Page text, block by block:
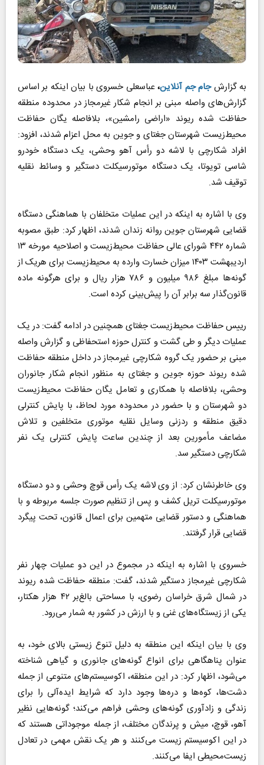
به گزارشجام جم آنلاین،عباسعلی خسروی با بیان اینکه بر اساس
گزارش‌های واصله مبنی بر انجام شکار غیرمجاز در محدوده منطقه
حفاظت شده ریوند «اراضی رامشین»، بلافاصله یگان حفاظت
محیط‌زیست شهرستان جغتای و جوین به محل اعزام شدند، افزود:
افراد شکارچی با لاشه دو رأس آهو وحشی، یک دستگاه خودرو
شاسی تویوتا، یک دستگاه موتورسیکلت دستگیر و وسائط نقلیه
توقیف شد.
وی با اشاره به اینکه در این عملیات متخلفان با هماهنگی دستگاه
قضایی شهرستان جوین روانه زندان شدند، اظهار کرد: طبق مصوبه
شماره ۴۴۲ شورای عالی حفاظت محیط‌زیست و اصلاحیه مورخه ۱۳
اردیبهشت ۱۴۰۳ میزان خسارت وارده به محیط‌زیست برای هریک از
گونه‌ها مبلغ ۹۸۶ میلیون و ۷۸۶ هزار ریال و برای هرگونه ماده
قانون‌گذار سه برابر آن را پیش‌بینی کرده است.
رییس حفاظت محیط‌زیست جغتای همچنین در ادامه گفت: در یک
عملیات دیگر و طی گشت و کنترل حوزه استحفاظی و گزارش واصله
مبنی بر حضور یک گروه شکارچی غیرمجاز در داخل منطقه حفاظت
شده ریوند حوزه جوین و جغتای به منظور انجام شکار جانوران
وحشی، بلافاصله با همکاری و تعامل یگان حفاظت محیط‌زیست
دو شهرستان و با حضور در محدوده مورد لحاظ، با پایش کنترلی
دقیق منطقه و ردزنی وسایل نقلیه موتوری متخلفین و تلاش
مضاعف مأمورین بعد از چندین ساعت پایش کنترلی یک نفر
شکارچی دستگیر سد.
وی خاطرنشان کرد: از وی لاشه یک رأس قوچ وحشی و دو دستگاه
موتورسیکلت تریل کشف و پس از تنظیم صورت جلسه مربوطه و با
هماهنگی و دستور قضایی متهمین برای اعمال قانون، تحت پیگرد
قضایی قرار گرفتند.
خسروی با اشاره به اینکه در مجموع در این دو عملیات چهار نفر
شکارچی غیرمجاز دستگیر شدند، گفت: منطقه حفاظت شده ریوند
در شمال شرق خراسان رضوی، با مساحتی بالغ‌بر ۴۲ هزار هکتار،
یکی از زیستگاه‌های غنی و با ارزش در کشور به شمار می‌رود.
وی با بیان اینکه این منطقه به دلیل تنوع زیستی بالای خود، به
عنوان پناهگاهی برای انواع گونه‌های جانوری و گیاهی شناخته
می‌شود، اظهار کرد: در این منطقه، اکوسیستم‌های متنوعی از جمله
دشت‌ها، کوه‌ها و دره‌ها وجود دارد که شرایط ایده‌آلی را برای
زندگی و زادآوری گونه‌های وحشی فراهم می‌کند؛ گونه‌هایی نظیر
آهو، قوچ، میش و پرندگان مختلف، از جمله موجوداتی هستند که
در این اکوسیستم زیست می‌کنند و هر یک نقش مهمی در تعادل
زیست‌محیطی ایفا می‌کنند.